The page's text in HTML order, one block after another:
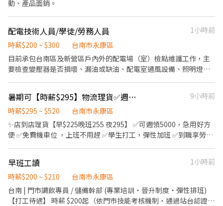
動、產品面銷。
配電技術人員/學徒/勞務人員
1小時前
時薪$200 ~ $300
台南市永康區
目前承包台南區及新營區戶內外的配電場（室）檢點維護工作，主
要檢查變壓器是否損壞、漏油或缺油、配電室通風設備、照明燈具
願意學習、有耐力的學徒哦！ 我們的工作因為需要巡線檢查，是不
斷變換位置，「需有駕照」。 **提醒：需要接受戶外工程夏季戶外
炎熱及配電室內悶熱！
暑期可【時薪$295】物流理貨✅週休二日✅學生打工✅週領五千✅超高錄取
9小時前
時薪$295 ~ $520
台南市永康區
✨店到店理貨【早$225晚班255 夜295】 ✅可週領5000，急用好方
便 ✅免費機車位 ，上班不用趕 ✅學生打工，彈性加班 ✅到職享勞健
容：店到店商品進貨、退貨、刷條碼 ❖休息時間：用餐1小時、上
下各休息10分鐘 ❖休假制度：月排休8天/夜班週休 ❖班別薪資：
【安南一】 ➡️日班 07:00 - 16:00【時薪$210/225】 薪資➜$38,840
起~$50,000 ➡️晚班 16:00 - 01:00【時薪$245-255】 薪資➜$44,760
早班工讀
1小時前
時薪$200 ~ $210
台南市永康區
台南 | 門市調飲專員 / 儲備幹部 (專業培訓・晉升制度・彈性排班)
【打工待遇】 時薪 $200起（依門市技能考核機制，通過站台認證即